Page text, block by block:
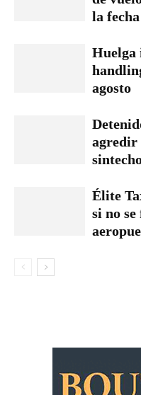
la fecha
Huelga
agosto
agredir
Élite
si no